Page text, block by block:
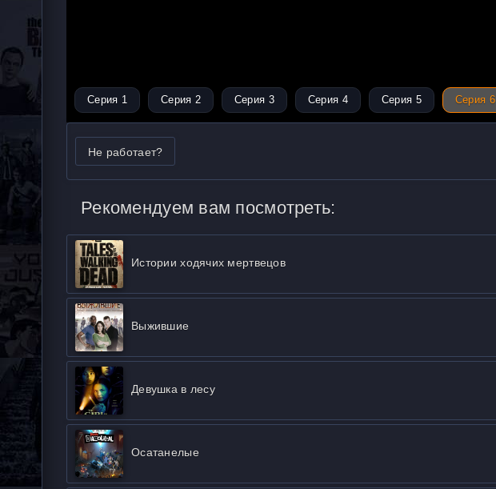
Серия 1 Серия 2 Серия 3 Серия 4 Серия 5 Серия 6
Не работает?
Рекомендуем вам посмотреть:
Истории ходячих мертвецов
Выжившие
Девушка в лесу
Осатанелые